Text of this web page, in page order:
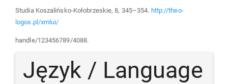
Studia Koszalińsko-Kołobrzeskie, 8, 345–354. http://theo-
logos.pl/xmlui/
handle/123456789/4088.
Język / Language